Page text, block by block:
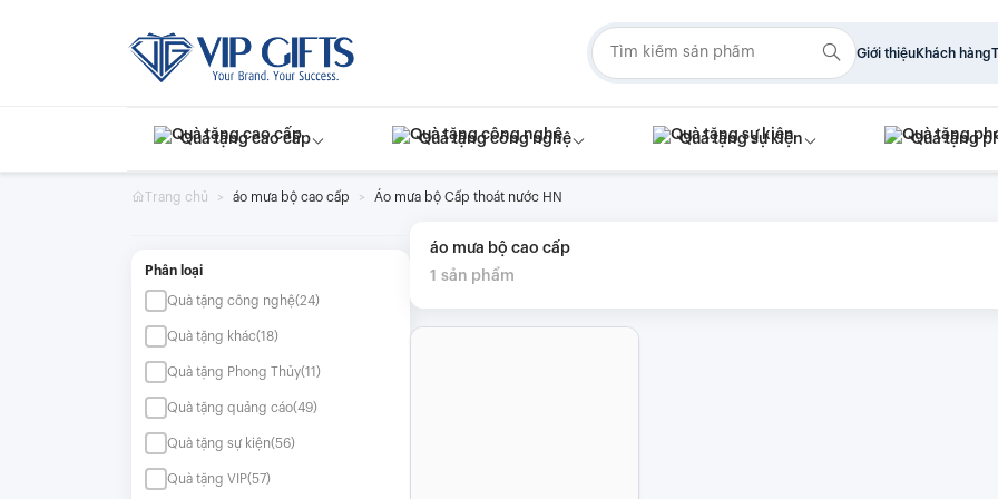
Giới thiệuKhách hàng
Quà tặng cao cấp Quà tặng công nghệ Quà tặng sự kiện Quà tặng
Trang chủ áo mưa bộ cao cấp Áo mưa bộ Cấp thoát nước HN
Phân loại
Quà tặng công nghệ(24)
Quà tặng khác(18)
Quà tặng Phong Thủy(11)
Quà tặng quảng cáo(49)
Quà tặng sự kiện(56)
Quà tặng VIP(57)
áo mưa bộ cao cấp
1 sản phẩm